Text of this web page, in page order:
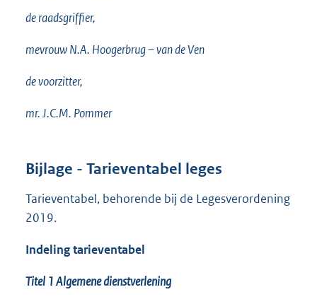
de raadsgriffier,
mevrouw N.A. Hoogerbrug – van de Ven
de voorzitter,
mr. J.C.M. Pommer
Bijlage - Tarieventabel leges
Tarieventabel, behorende bij de Legesverordening
2019.
Indeling tarieventabel
Titel 1 Algemene dienstverlening